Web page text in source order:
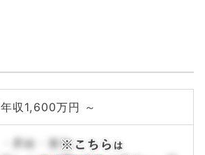
年収1,600万円 ～
・昇給・賞与